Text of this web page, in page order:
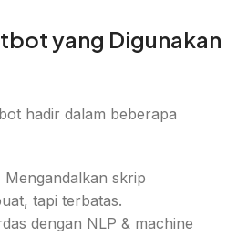
yang Digunakan
hadir dalam beberapa
skrip
tapi terbatas.
dengan NLP & machine